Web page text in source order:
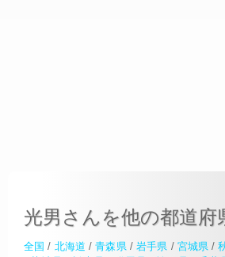
光男さんを他の都道府
全国 / 北海道 /青森県/ 岩手県 / 宮城県 /